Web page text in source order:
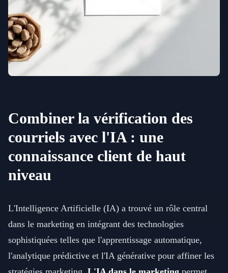
Combiner la vérification des
courriels avec l'IA : une
connaissance client de haut
niveau
L'Intelligence Artificielle (IA) a trouvé un rôle central
dans le marketing en intégrant des technologies
sophistiquées telles que l'apprentissage automatique,
l'analytique prédictive et l'IA générative pour affiner les